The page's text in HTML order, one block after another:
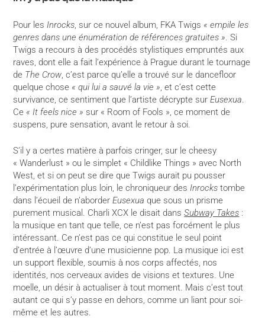
Pour lesInrocks, sur ce nouvel album, FKA Twigs « empile les
genres dans une énumération de références gratuites ». Si
Twigs a recours à des procédés stylistiques empruntés aux
raves, dont elle a fait l’expérience à Prague durant le tournage
de The Crow, c’est parce qu’elle a trouvé sur le dancefloor
quelque chose « qui lui a sauvé la vie », et c’est cette
survivance, ce sentiment que l’artiste décrypte surEusexua.
Ce « It feels nice » sur « Room of Fools », ce moment de
suspens, pure sensation, avant le retour à soi.
S’il y a certes matière à parfois cringer, sur le cheesy
« Wanderlust » ou le simplet « Childlike Things » avec North
West, et si on peut se dire que Twigs aurait pu pousser
l’expérimentation plus loin, le chroniqueur desInrocks tombe
dans l’écueil de n’aborderEusexua que sous un prisme
purement musical. Charli XCX le disait dansSubway Takes :
la musique en tant que telle, ce n’est pas forcément le plus
intéressant. Ce n’est pas ce qui constitue le seul point
d’entrée à l’œuvre d’une musicienne pop. La musique ici est
un support flexible, soumis à nos corps affectés, nos
identités, nos cerveaux avides de visions et textures. Une
moelle, un désir à actualiser à tout moment. Mais c’est tout
autant ce qui s’y passe en dehors, comme un liant pour soi-
même et les autres.